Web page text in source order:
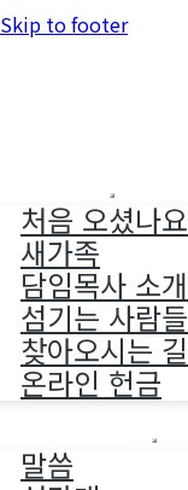
Skip to footer
처음 오셨나요
새가족
담임목사 소개
섬기는 사람들
찾아오시는 길
온라인 헌금
말씀